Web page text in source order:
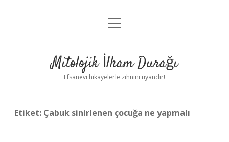
Anasayfa
Yasal Uyarı
menüyü
Mitolojik İlham Durağı
Efsanevi hikayelerle zihnini uyandır!
Etiket: Çabuk sinirlenen çocuğa ne yapmalı